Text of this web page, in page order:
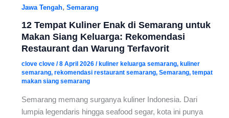
Jawa Tengah, Semarang
12 Tempat Kuliner Enak di Semarang untuk
Makan Siang Keluarga: Rekomendasi
Restaurant dan Warung Terfavorit
clove clove /8 April 2026 / kuliner keluarga semarang, kuliner
semarang, rekomendasi restaurant semarang, Semarang, tempat
makan siang semarang
Semarang memang surganya kuliner Indonesia. Dari
lumpia legendaris hingga seafood segar, kota ini punya